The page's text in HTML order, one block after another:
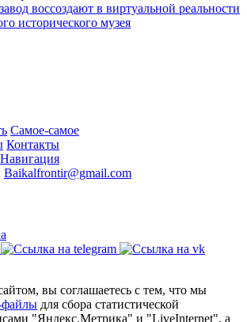
воссоздают в виртуальной реальности
исторического музея
Самое-самое
Контакты
Навигация
Baikalfrontir@gmail.com
вы соглашаетесь с тем, что мы
файлы для сбора статистической
"Яндекс.Метрика" и "LiveInternet", а